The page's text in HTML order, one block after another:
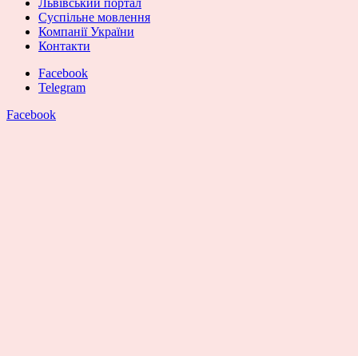
Львівський портал
Суспільне мовлення
Компанії України
Контакти
Facebook
Telegram
Facebook